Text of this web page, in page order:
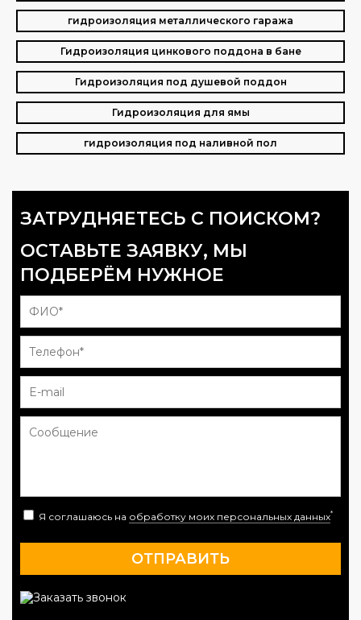
гидроизоляция металлического гаража
Гидроизоляция цинкового поддона в бане
Гидроизоляция под душевой поддон
Гидроизоляция для ямы
гидроизоляция под наливной пол
ЗАТРУДНЯЕТЕСЬ С ПОИСКОМ?
ОСТАВЬТЕ ЗАЯВКУ, МЫ
ПОДБЕРЁМ НУЖНОЕ
Я соглашаюсь на обработку моих персональных данных*